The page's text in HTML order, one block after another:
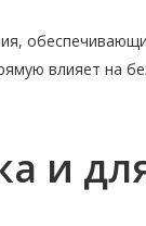
влияет на
и